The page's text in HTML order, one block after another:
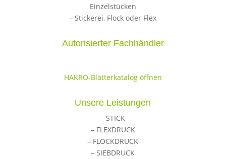
Einzelstücken
– Stickerei, Flock oder Flex
Autorisierter Fachhändler
HAKRO-Blätterkatalog öffnen
Unsere Leistungen
– STICK
– FLEXDRUCK
– FLOCKDRUCK
– SIEBDRUCK